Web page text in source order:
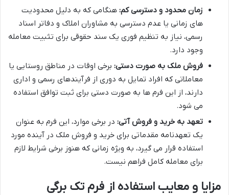
زمان محدود و دسترسی کم: هنگامی که به دلیل محدودیت
های زمانی یا عدم دسترسی به مشاوران املاک و دفاتر اسناد
رسمی، نیاز به تنظیم فوری یک سند حقوقی برای تثبیت معامله
وجود دارد.
فروش ملک به صورت دستی: برخی اوقات در مناطق روستایی یا
معاملاتی که افراد تمایل به دوری از فرآیندهای رسمی و اداری
دارند، از این فرم ها به صورت دستی برای ثبت توافق استفاده
می شود.
تعهد به خرید و فروش آتی: در برخی موارد، این فرم به عنوان
یک تعهدنامه مقدماتی برای خرید و فروش ملک در آینده مورد
استفاده قرار می گیرد، به ویژه زمانی که هنوز برخی شرایط لازم
برای معامله کامل فراهم نیست.
مزایا و معایب استفاده از فرم تک برگی